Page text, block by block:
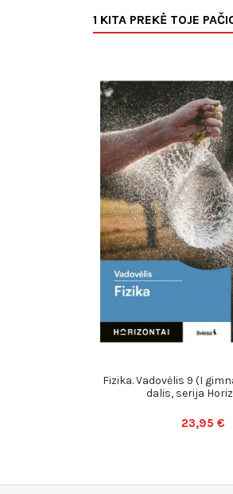
1 KITA PREKĖ TOJE
Fizika. Vadovėlis 9 (I
dalis, serija
23,95 €